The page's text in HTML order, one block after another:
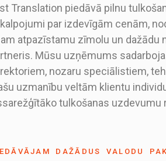
Translation piedāvā pilnu
par izdevīgām cenām,
atpazīstamu zīmolu un
Mūsu uzņēmums
nozaru speciālistiem,
uzmanību veltām klientu
tulkošanas uzdevumu
DAŽĀDUS VALODU